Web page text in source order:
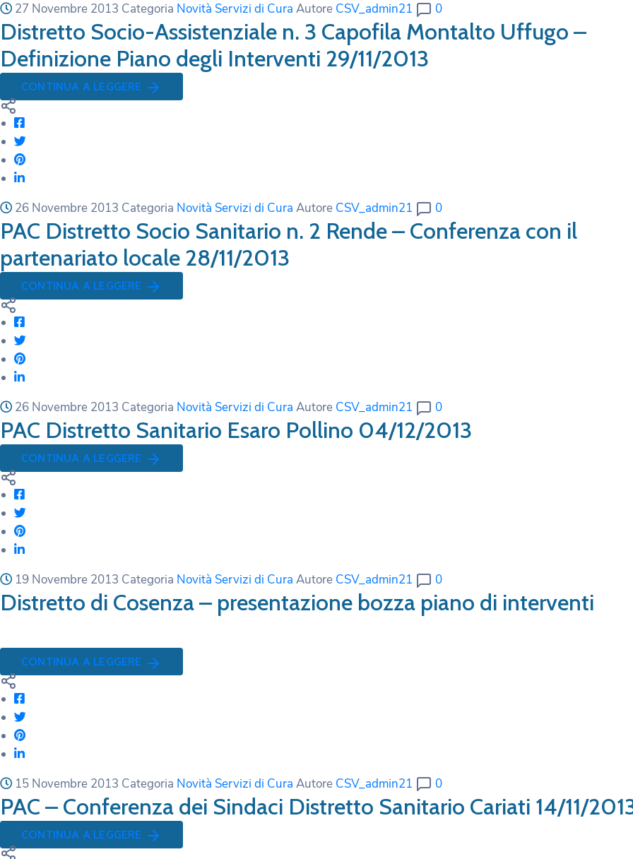
27 Novembre 2013 Categoria Novità Servizi di Cura Autore CSV_admin21 0
Distretto Socio-Assistenziale n. 3 Capofila Montalto Uffugo –
Definizione Piano degli Interventi 29/11/2013
CONTINUA A LEGGERE
26 Novembre 2013 Categoria Novità Servizi di Cura Autore CSV_admin21 0
PAC Distretto Socio Sanitario n. 2 Rende – Conferenza con il
partenariato locale 28/11/2013
CONTINUA A LEGGERE
26 Novembre 2013 Categoria Novità Servizi di Cura Autore CSV_admin21 0
PAC Distretto Sanitario Esaro Pollino 04/12/2013
CONTINUA A LEGGERE
19 Novembre 2013 Categoria Novità Servizi di Cura Autore CSV_admin21 0
Distretto di Cosenza – presentazione bozza piano di interventi
CONTINUA A LEGGERE
15 Novembre 2013 Categoria Novità Servizi di Cura Autore CSV_admin21 0
PAC – Conferenza dei Sindaci Distretto Sanitario Cariati 14/11/
CONTINUA A LEGGERE